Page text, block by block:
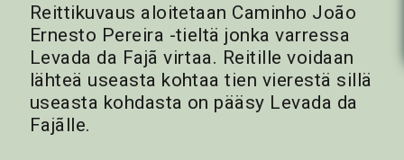
Reittikuvaus aloitetaan Caminho João
Ernesto Pereira -tieltä jonka varressa
Levada da Fajã virtaa. Reitille voidaan
lähteä useasta kohtaa tien vierestä sillä
useasta kohdasta on pääsy Levada da
Fajãlle.